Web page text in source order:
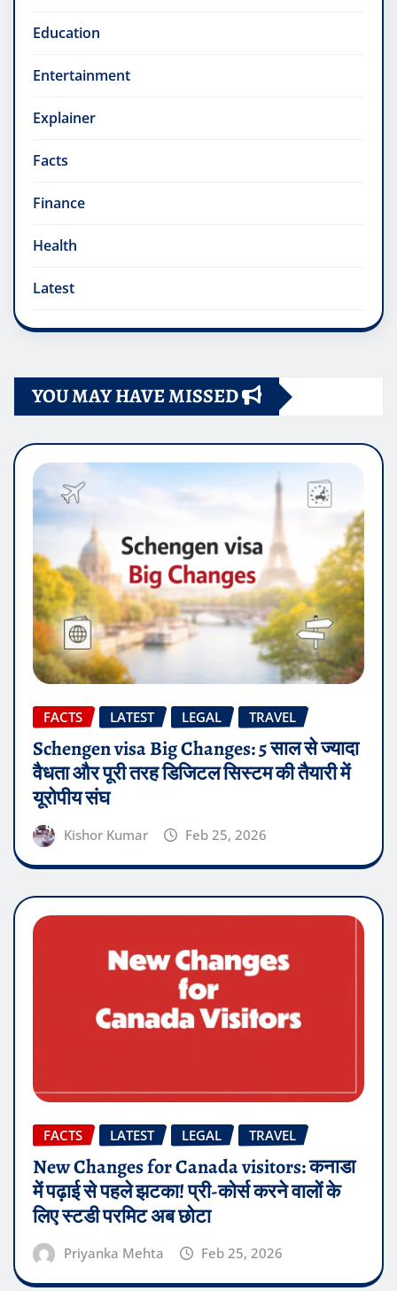
Education
Entertainment
Explainer
Facts
Finance
Health
Latest
YOU MAY HAVE MISSED
FACTS LATEST LEGAL TRAVEL
Schengen visa Big Changes: 5 साल से ज्यादा
वैधता और पूरी तरह डिजिटल सिस्टम की तैयारी में
यूरोपीय संघ
Kishor Kumar Feb 25, 2026
FACTS LATEST LEGAL TRAVEL
New Changes for Canada visitors: कनाडा
में पढ़ाई से पहले झटका! प्री-कोर्स करने वालों के
लिए स्टडी परमिट अब छोटा
Priyanka Mehta Feb 25, 2026